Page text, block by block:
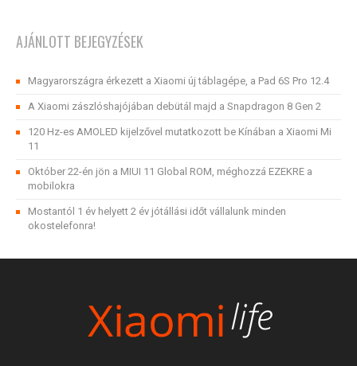
AJÁNLOTT BEJEGYZÉSEK
Magyarországra érkezett a Xiaomi új táblagépe, a Pad 6S Pro 12.4
A Xiaomi zászlóshajójában debütál majd a Snapdragon 8 Gen 2
120 Hz-es AMOLED kijelzővel mutatkozott be Kínában a Xiaomi Mi
11
Október 22-én jön a MIUI 11 Global ROM, méghozzá EZEKRE a
mobilokra
Mostantól 1 év helyett 2 év jótállási időt vállalunk minden
okostelefonra!